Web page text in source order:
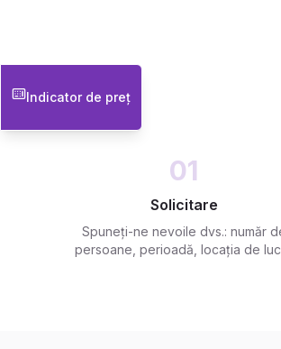
01
Solicitare
Spuneți-ne nevoile dvs.: număr
persoane, perioadă, locația de
Indicator de preț